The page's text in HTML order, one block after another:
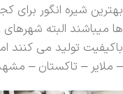
ها میباشند البته شهرهای
– ملایر – تاکستان –